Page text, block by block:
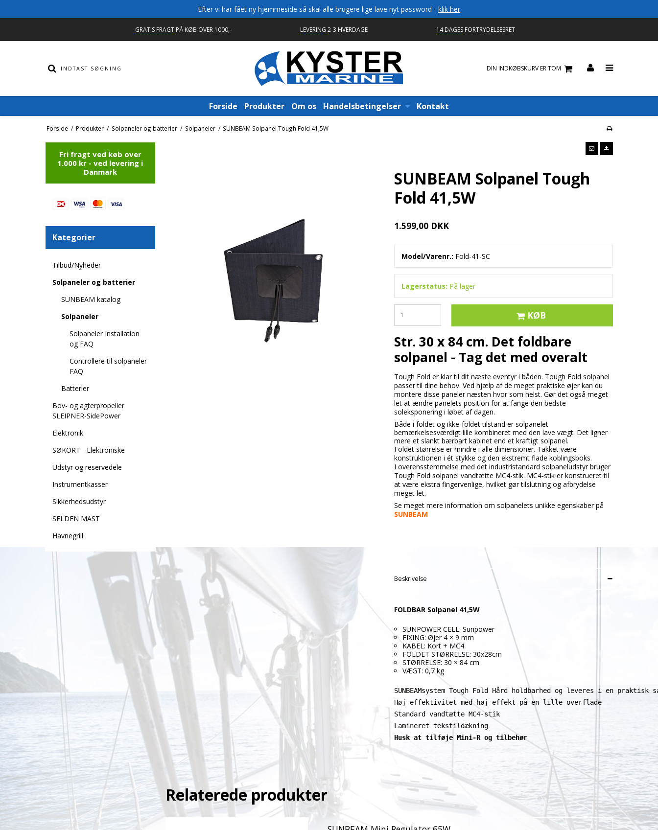
Efter vi har fået ny hjemmeside så skal alle brugere lige lave nyt password - klik her
GRATIS FRAGTPÅ KØB OVER 1000,- LEVERING 2-3 HVERDAGE 14 DAGESFORTRYDELSESRET
DIN INDKØBSKURV ER TOM
Forside Produkter Om os Handelsbetingelser Kontakt
Forside / Produkter / Solpaneler og batterier / Solpaneler / SUNBEAM Solpanel Tough Fold 41,5W
Fri fragt ved køb over
1.000 kr - ved levering i
Danmark
Kategorier
Tilbud/Nyheder
Solpaneler og batterier
SUNBEAM katalog
Solpaneler
Solpaneler Installation
og FAQ
Controllere til solpaneler
FAQ
Batterier
Bov- og agterpropeller
SLEIPNER-SidePower
Elektronik
SØKORT - Elektroniske
Udstyr og reservedele
Instrumentkasser
Sikkerhedsudstyr
SELDEN MAST
Havnegrill
SUNBEAM Solpanel Tough
Fold 41,5W
1.599,00 DKK
Model/Varenr.: Fold-41-SC
Lagerstatus: På lager
KØB
Str. 30 x 84 cm. Det foldbare
solpanel - Tag det med overalt
Tough Fold er klar til dit næste eventyr i båden. Tough Fold solpanel
passer til dine behov. Ved hjælp af de meget praktiske øjer kan du
montere disse paneler næsten hvor som helst. Gør det også meget
let at ændre panelets position for at fange den bedste
soleksponering i løbet af dagen.
Både i foldet og ikke-foldet tilstand er solpanelet
bemærkelsesværdigt lille kombineret med den lave vægt. Det ligner
mere et slankt bærbart kabinet end et kraftigt solpanel.
Foldet størrelse er mindre i alle dimensioner. Takket være
konstruktionen i ét stykke og den ekstremt flade koblingsboks.
I overensstemmelse med det industristandard solpaneludstyr bruger
Tough Fold solpanel vandtætte MC4-stik. MC4-stik er konstrueret til
at være ekstra fingervenlige, hvilket gør tilslutning og afbrydelse
meget let.
Se meget mere information om solpanelets unikke egenskaber på
SUNBEAM
Beskrivelse
FOLDBAR Solpanel 41,5W
SUNPOWER CELL: Sunpower
FIXING: Øjer4 × 9 mm
KABEL: Kort + MC4
FOLDET STØRRELSE: 30x28cm
STØRRELSE: 30 × 84 cm
VÆGT: 0,7 kg
SUNBEAMsystem Tough Fold Hård holdbarhed og leveres i en praktisk
Høj effektivitet med høj effekt på en lille overflade
Standard vandtætte MC4-stik
Lamineret tekstildækning
Husk at tilføje Mini-R og tilbehør
Relaterede produkter